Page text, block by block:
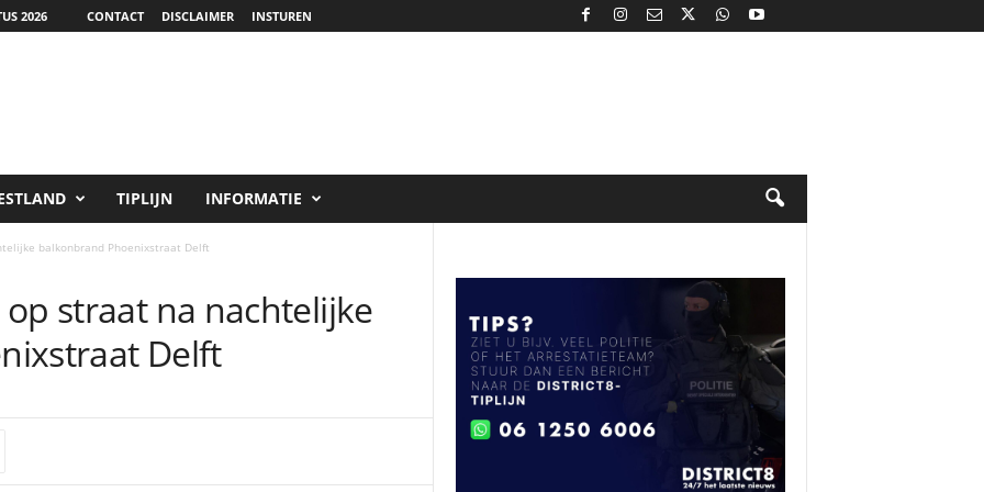
2026 CONTACT DISCLAIMER INSTUREN
TIPLIJN INFORMATIE
balkonbrand Phoenixstraat Delft
straat na nachtelijke
Delft